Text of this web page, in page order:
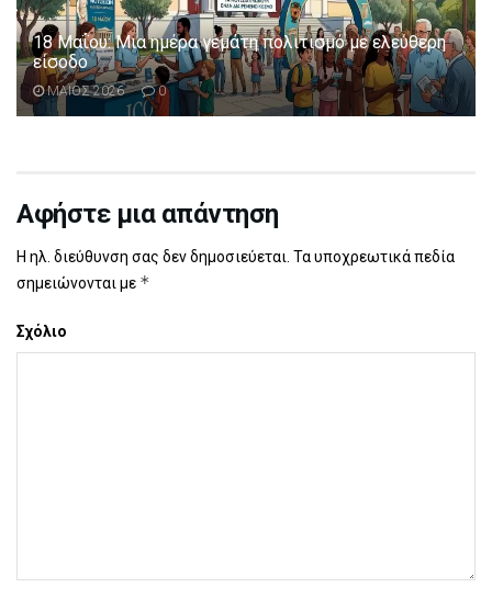
18 Μαΐου: Μια ημέρα γεμάτη πολιτισμό με ελεύθερη
είσοδο
ΜΑΪΟΣ 2026 0
Αφήστε μια απάντηση
Η ηλ. διεύθυνση σας δεν δημοσιεύεται. Τα υποχρεωτικά πεδία
σημειώνονται με *
Σχόλιο